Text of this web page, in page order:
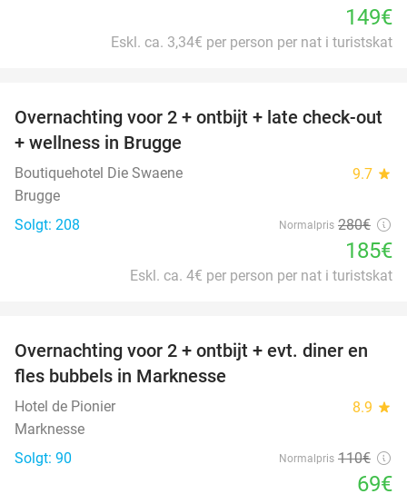
149€
Eskl. ca. 3,34€ per person per nat i turistskat
34%
Overnachting voor 2 + ontbijt + late check-out
+ wellness in Brugge
Boutiquehotel Die Swaene 9.7 star
Brugge
Solgt: 208
Normalpris 280€
185€
Eskl. ca. 4€ per person per nat i turistskat
37%
Overnachting voor 2 + ontbijt + evt. diner en
fles bubbels in Marknesse
Hotel de Pionier 8.9 star
Marknesse
Solgt: 90
Normalpris 110€
69€